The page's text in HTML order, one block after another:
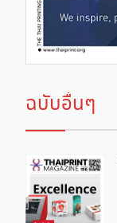
ฉบับอื่นๆ